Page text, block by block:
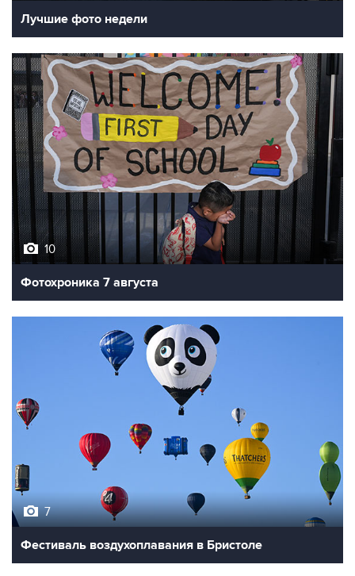
Лучшие фото недели
10
Фотохроника 7 августа
7
Фестиваль воздухоплавания в Бристоле